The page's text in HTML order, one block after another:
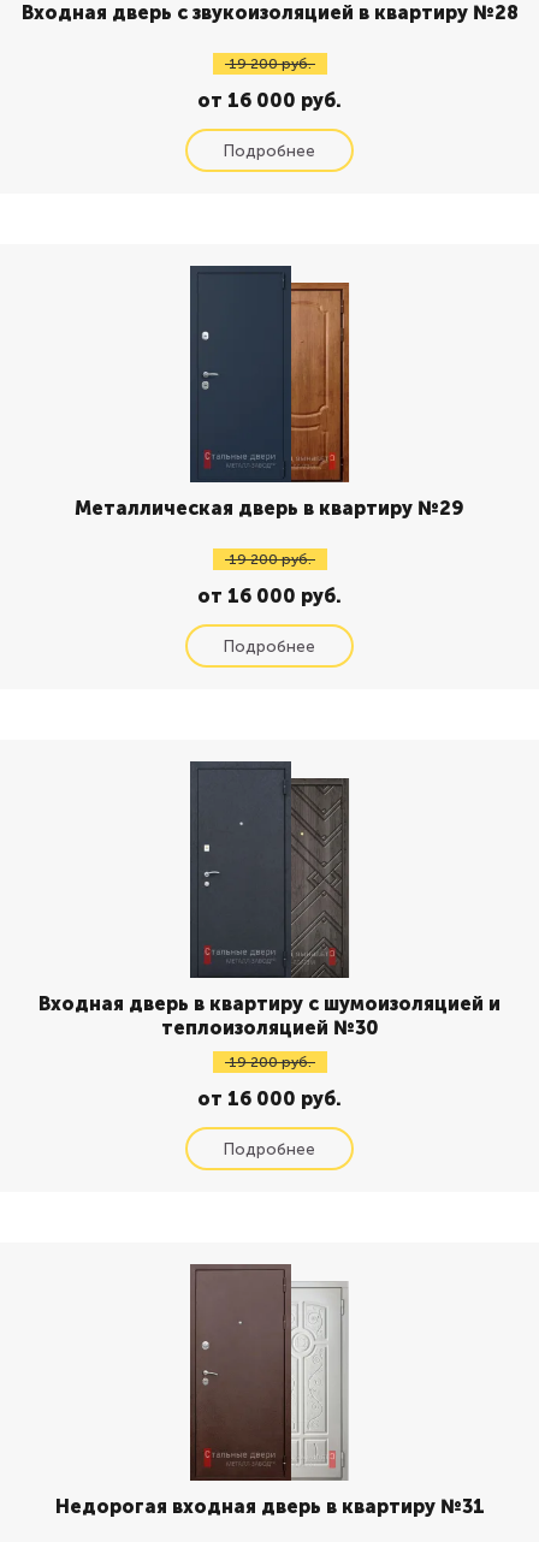
Входная дверь с звукоизоляцией в квартиру №28
19 200 руб.
от 16 000 руб.
Металлическая дверь в квартиру №29
19 200 руб.
от 16 000 руб.
Входная дверь в квартиру с шумоизоляцией и
теплоизоляцией №30
19 200 руб.
от 16 000 руб.
Недорогая входная дверь в квартиру №31